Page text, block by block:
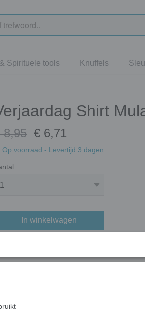
Spirituele tools Knuffels
Shirt
8,95 € 6,71
Op voorraad - Levertijd 3 dagen
In winkelwagen
of the Loom T-shirt met een full color
de show tijdens je verjaardag met je